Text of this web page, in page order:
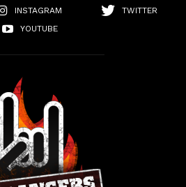
INSTAGRAM
TWITTER
YOUTUBE